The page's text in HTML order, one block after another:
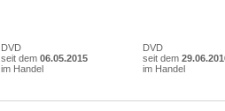
DVD
seit dem 06.05.2015
im Handel
DVD
seit dem
im Handel